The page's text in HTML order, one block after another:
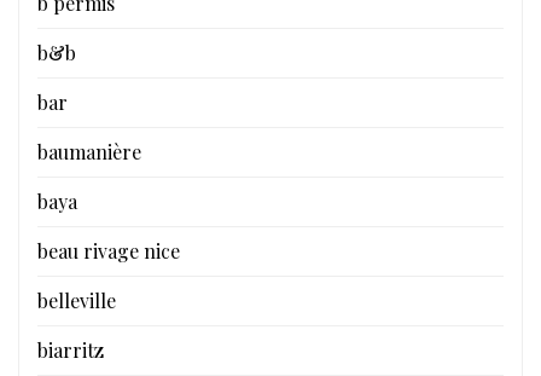
b&b
bar
baumanière
baya
beau rivage nice
belleville
biarritz